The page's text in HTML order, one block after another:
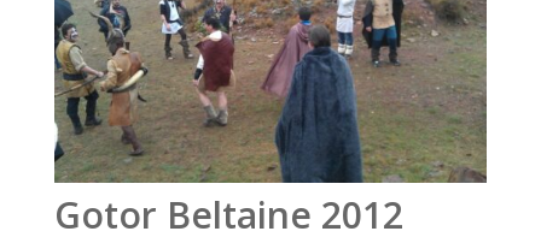
Gotor Beltaine 2012